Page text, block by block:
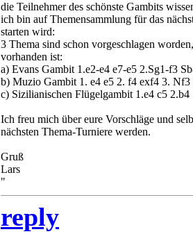
die Teilnehmer des schönste Gambits
ich bin auf Themensammlung für das
starten wird:
3 Thema sind schon vorgeschlagen
vorhanden ist:
a) Evans Gambit 1.e2-e4 e7-e5 2.Sg1-f3
b) Muzio Gambit 1. e4 e5 2. f4 exf4 3.
c) Sizilianischen Flügelgambit 1.e4 c5 2.b4
Ich freu mich über eure Vorschläge und
nächsten Thema-Turniere werden.
Gruß
Lars
"
reply